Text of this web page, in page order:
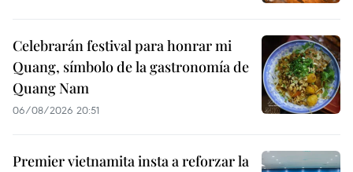
Celebrarán festival para honrar mi
Quang, símbolo de la gastronomía de
Quang Nam
06/08/2026 20:51
Premier vietnamita insta a reforzar la